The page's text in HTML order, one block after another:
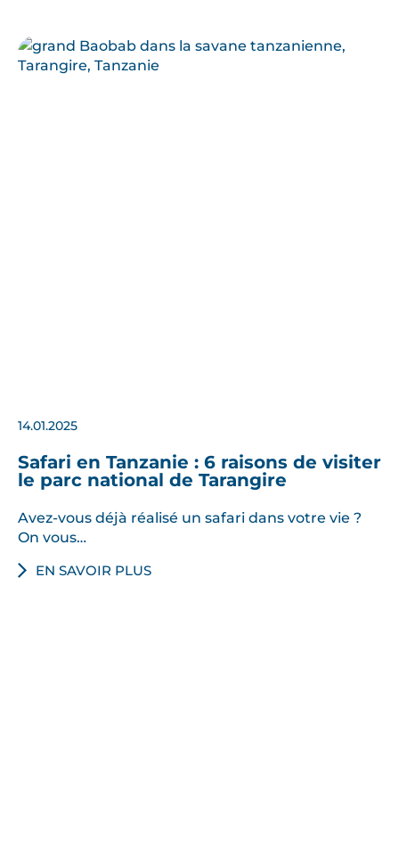
14.01.2025
Safari en Tanzanie : 6 raisons de visiter
le parc national de Tarangire
Avez-vous déjà réalisé un safari dans votre vie ?
On vous…
EN SAVOIR PLUS